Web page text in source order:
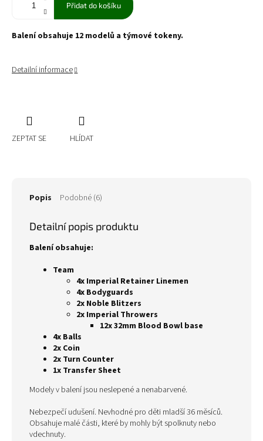
Přidat do košíku
Balení obsahuje 12 modelů a týmové tokeny.
Detailní informace
ZEPTAT SE HLÍDAT
Popis Podobné (6)
Detailní popis produktu
Balení obsahuje:
Team
4x Imperial Retainer Linemen
4x Bodyguards
2x Noble Blitzers
2x Imperial Throwers
12x 32mm Blood Bowl base
4x Balls
2x Coin
2x Turn Counter
1x Transfer Sheet
Modely v balení jsou neslepené a nenabarvené.
Nebezpečí udušení. Nevhodné pro děti mladší 36 měsíců.
Obsahuje malé části, které by mohly být spolknuty nebo
vdechnuty.